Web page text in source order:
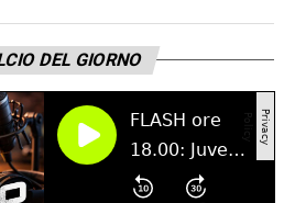
DEL GIORNO